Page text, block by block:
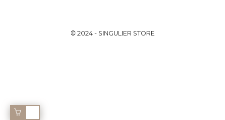
© 2024 - SINGULIER STORE